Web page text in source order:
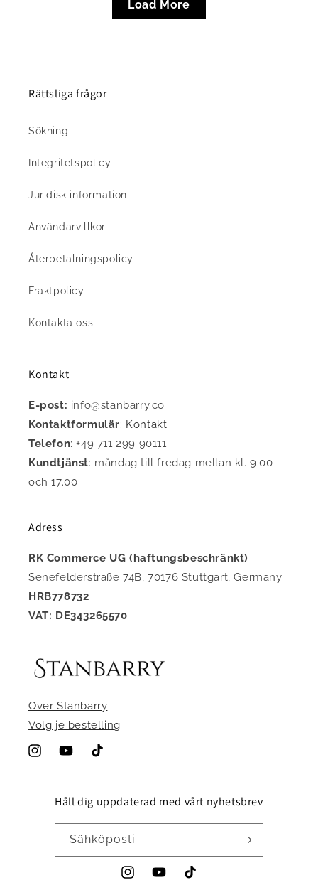
Load More
Rättsliga frågor
Sökning
Integritetspolicy
Juridisk information
Användarvillkor
Återbetalningspolicy
Fraktpolicy
Kontakta oss
Kontakt
E-post: info@stanbarry.co
Kontaktformulär: Kontakt
Telefon: +49 711 299 90111
Kundtjänst: måndag till fredag mellan kl. 9.00
och 17.00
Adress
RK Commerce UG (haftungsbeschränkt)
Senefelderstraße 74B, 70176 Stuttgart, Germany
HRB778732
VAT: DE343265570
Over Stanbarry
Volg je bestelling
InstagramYouTubeTikTok
Håll dig uppdaterad med vårt nyhetsbrev
Sähköposti
InstagramYouTubeTikTok